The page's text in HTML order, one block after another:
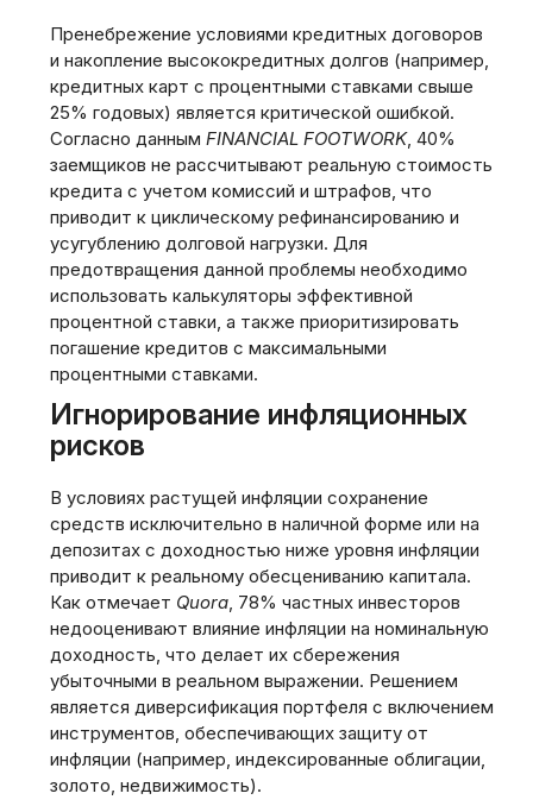
Пренебрежение условиями кредитных договоров
и накопление высококредитных долгов (например,
кредитных карт с процентными ставками свыше
25% годовых) является критической ошибкой.
Согласно данным FINANCIAL FOOTWORK, 40%
заемщиков не рассчитывают реальную стоимость
кредита с учетом комиссий и штрафов, что
приводит к циклическому рефинансированию и
усугублению долговой нагрузки. Для
предотвращения данной проблемы необходимо
использовать калькуляторы эффективной
процентной ставки, а также приоритизировать
погашение кредитов с максимальными
процентными ставками.
Игнорирование инфляционных
рисков
В условиях растущей инфляции сохранение
средств исключительно в наличной форме или на
депозитах с доходностью ниже уровня инфляции
приводит к реальному обесцениванию капитала.
Как отмечает Quora, 78% частных инвесторов
недооценивают влияние инфляции на номинальную
доходность, что делает их сбережения
убыточными в реальном выражении. Решением
является диверсификация портфеля с включением
инструментов, обеспечивающих защиту от
инфляции (например, индексированные облигации,
золото, недвижимость).